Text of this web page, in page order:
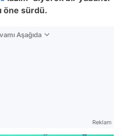
öne sürdü.
Aşağıda
Reklam